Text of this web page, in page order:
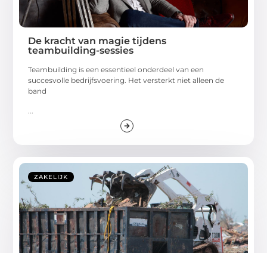
De kracht van magie tijdens
teambuilding-sessies
Teambuilding is een essentieel onderdeel van een
succesvolle bedrijfsvoering. Het versterkt niet alleen de
band
ZAKELIJK